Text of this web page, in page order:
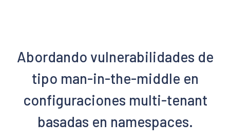
Abordando vulnerabilidades de
tipo man-in-the-middle en
configuraciones multi-tenant
basadas en namespaces.